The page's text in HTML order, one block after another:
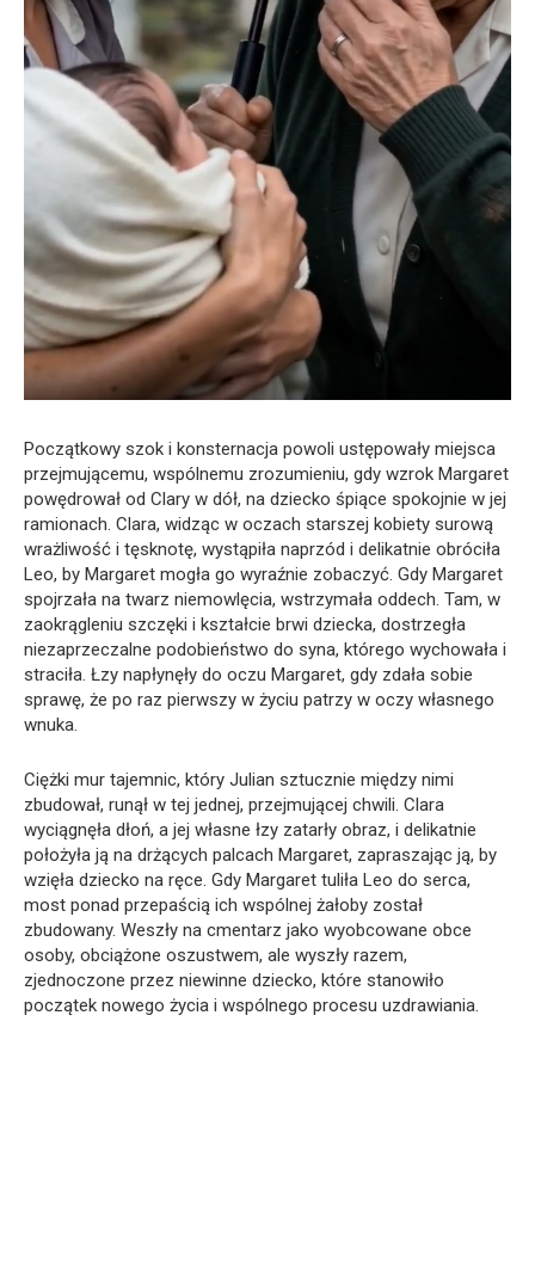
Początkowy szok i konsternacja powoli ustępowały miejsca
przejmującemu, wspólnemu zrozumieniu, gdy wzrok Margaret
powędrował od Clary w dół, na dziecko śpiące spokojnie w jej
ramionach. Clara, widząc w oczach starszej kobiety surową
wrażliwość i tęsknotę, wystąpiła naprzód i delikatnie obróciła
Leo, by Margaret mogła go wyraźnie zobaczyć. Gdy Margaret
spojrzała na twarz niemowlęcia, wstrzymała oddech. Tam, w
zaokrągleniu szczęki i kształcie brwi dziecka, dostrzegła
niezaprzeczalne podobieństwo do syna, którego wychowała i
straciła. Łzy napłynęły do oczu Margaret, gdy zdała sobie
sprawę, że po raz pierwszy w życiu patrzy w oczy własnego
wnuka.
Ciężki mur tajemnic, który Julian sztucznie między nimi
zbudował, runął w tej jednej, przejmującej chwili. Clara
wyciągnęła dłoń, a jej własne łzy zatarły obraz, i delikatnie
położyła ją na drżących palcach Margaret, zapraszając ją, by
wzięła dziecko na ręce. Gdy Margaret tuliła Leo do serca,
most ponad przepaścią ich wspólnej żałoby został
zbudowany. Weszły na cmentarz jako wyobcowane obce
osoby, obciążone oszustwem, ale wyszły razem,
zjednoczone przez niewinne dziecko, które stanowiło
początek nowego życia i wspólnego procesu uzdrawiania.